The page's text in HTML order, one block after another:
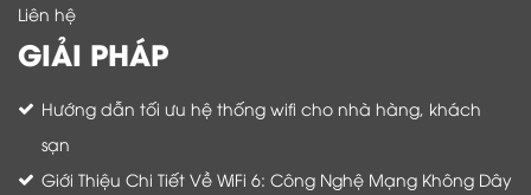
Liên hệ
GIẢI PHÁP
Hướng dẫn tối ưu hệ thống wifi cho nhà hàng, khách
sạn
Giới Thiệu Chi Tiết Về WiFi 6: Công Nghệ Mạng Không Dây